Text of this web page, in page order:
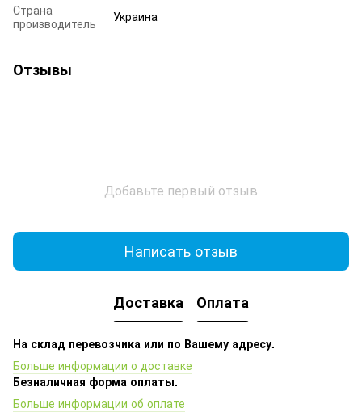
Страна
производитель
Украина
Отзывы
Добавьте первый отзыв
Написать отзыв
Доставка Оплата
На склад перевозчика или по Вашему адресу.
Больше информации о доставке
Безналичная форма оплаты.
Больше информации об оплате